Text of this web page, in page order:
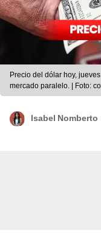
Precio del dólar hoy,
mercado paralelo. | Foto:
Isabel Nomberto